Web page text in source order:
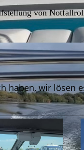
von
haben, wir lösen